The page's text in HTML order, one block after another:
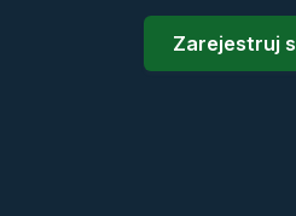
Zarejestruj